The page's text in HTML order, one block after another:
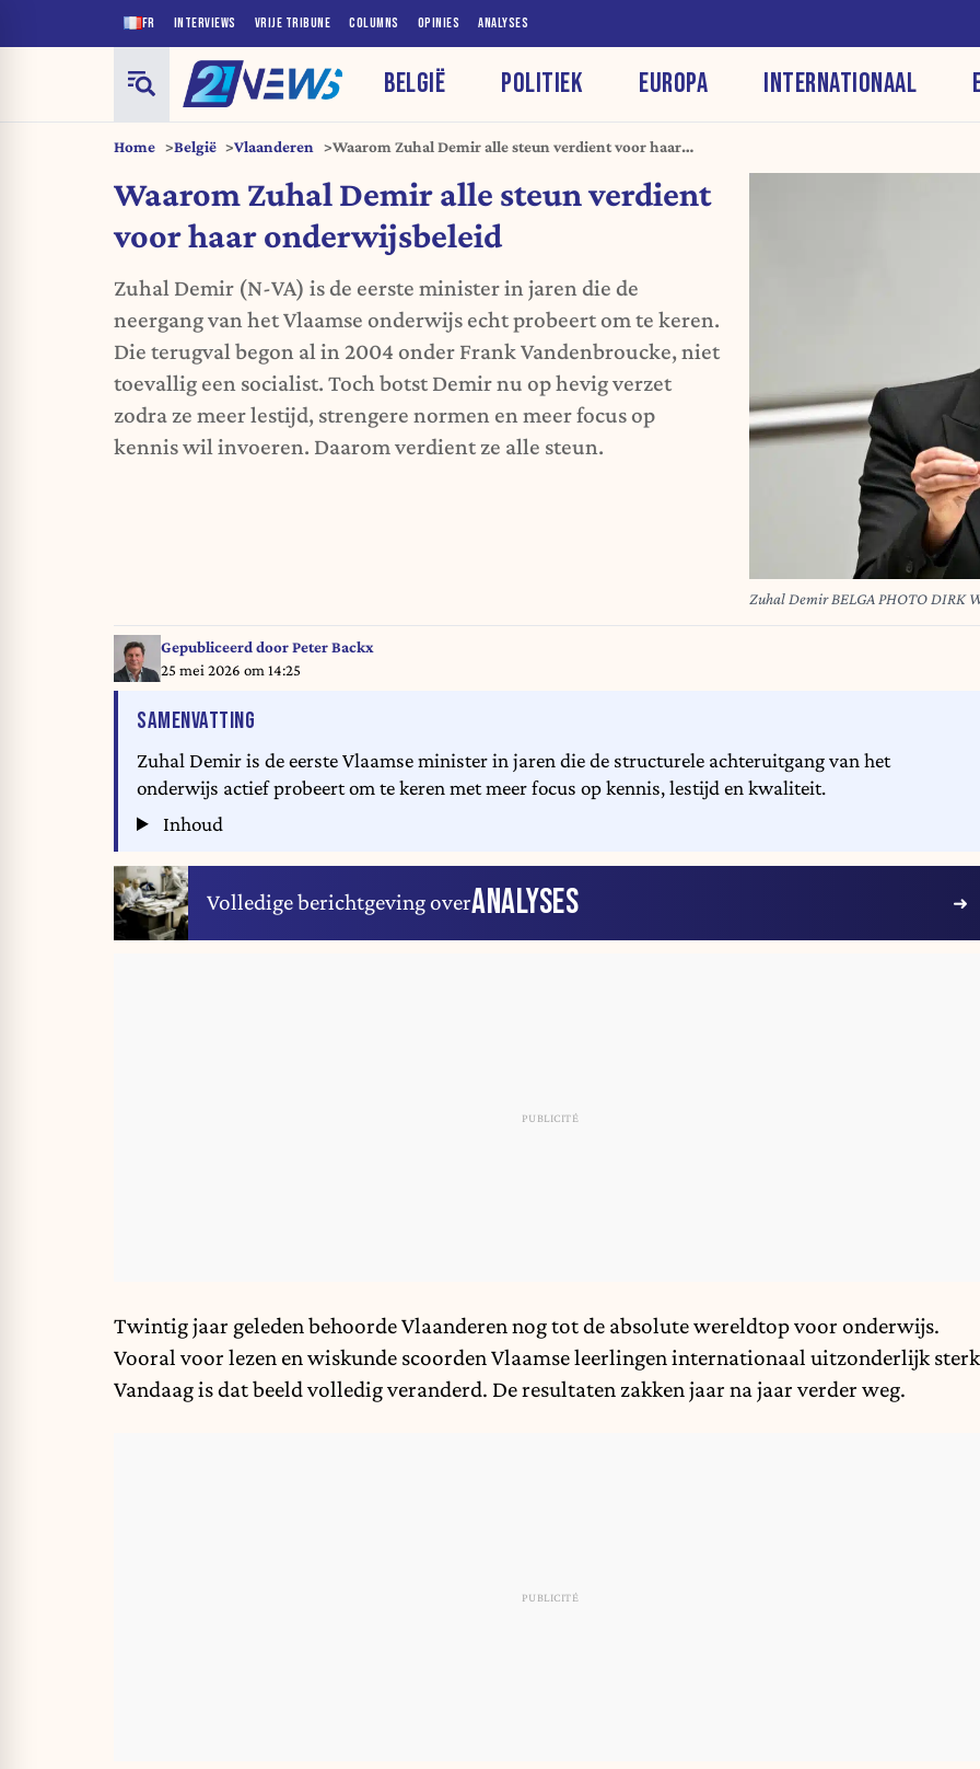
FR INTERVIEWS VRIJE TRIBUNE COLUMNS OPINIES ANALYSES
BELGIË POLITIEK EUROPA INTERNATIONAAL
Home België Vlaanderen
Waarom Zuhal Demir alle steun verdient voor haar
Waarom Zuhal Demir alle steun verdient
voor haar onderwijsbeleid
Zuhal Demir (N-VA) is de eerste minister in jaren die de
neergang van het Vlaamse onderwijs echt probeert om te keren.
Die terugval begon al in 2004 onder Frank Vandenbroucke, niet
toevallig een socialist. Toch botst Demir nu op hevig verzet
zodra ze meer lestijd, strengere normen en meer focus op
kennis wil invoeren. Daarom verdient ze alle steun.
Zuhal Demir BELGA PHOTO DIRK
Gepubliceerd doorPeter Backx
25 mei 2026 om 14:25
SAMENVATTING
Zuhal Demir is de eerste Vlaamse minister in jaren die de structurele achteruitgang van het
onderwijs actief probeert om te keren met meer focus op kennis, lestijd en kwaliteit.
Inhoud
Volledige berichtgeving overANALYSES
Twintig jaar geleden behoorde Vlaanderen nog tot de absolute wereldtop voor onderwijs.
Vooral voor lezen en wiskunde scoorden Vlaamse leerlingen internationaal uitzonderlijk
Vandaag is dat beeld volledig veranderd. De resultaten zakken jaar na jaar verder weg.